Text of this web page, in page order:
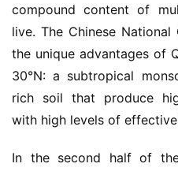
动
态
视
频
compound content of
live. The Chinese
the unique advantages of
30°N: a subtropical
rich soil that produce
with high levels of
In the second half of